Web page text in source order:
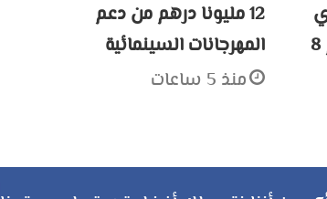
على الطريق الوطنية رقم 8
12 مليونا درهم من دعم
المهرجانات السينمائية
منذ 5 ساعات